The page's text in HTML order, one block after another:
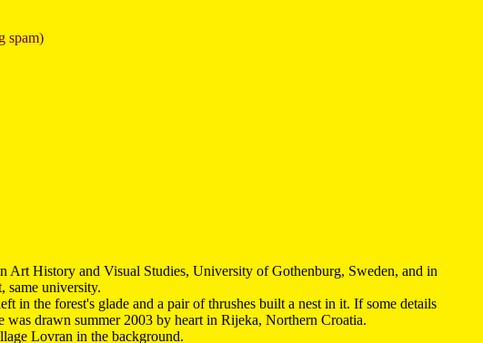
spam)
Art History and Visual Studies, University of Gothenburg, Sweden, and in
same university.
in the forest's glade and a pair of thrushes built a nest in it. If some details
drawn summer 2003 by heart in Rijeka, Northern Croatia.
Lovran in the background.